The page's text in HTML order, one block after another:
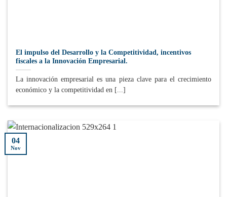
El impulso del Desarrollo y la Competitividad, incentivos
fiscales a la Innovación Empresarial.
La innovación empresarial es una pieza clave para el crecimiento
económico y la competitividad en [...]
04
Nov